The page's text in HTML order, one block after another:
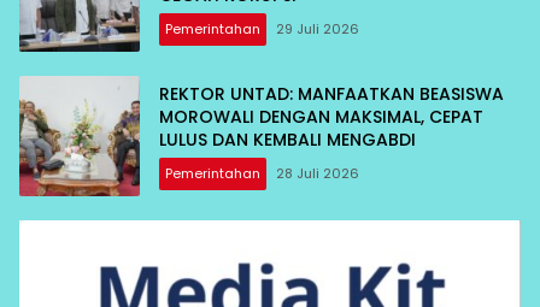
Pemerintahan 29 Juli 2026
REKTOR UNTAD: MANFAATKAN BEASISWA
MOROWALI DENGAN MAKSIMAL, CEPAT
LULUS DAN KEMBALI MENGABDI
Pemerintahan 28 Juli 2026